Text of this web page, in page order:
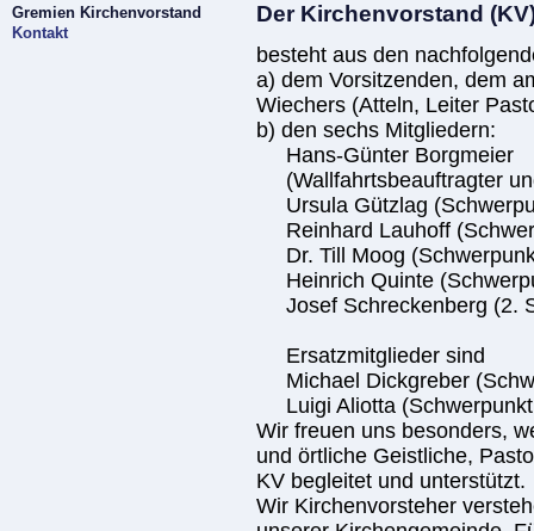
Gremien Kirchenvorstand
Kontakt
Der Kirchenvorstand
besteht aus den
a) dem Vorsitzenden, dem
Wiechers (Atteln, Leiter
b) den sechs Mitgliedern:
Hans-Günter Borgmeier
(Wallfahrtsbeauftragter
Ursula Gützlag
Reinhard Lauhoff
Dr. Till Moog
Heinrich Quinte
Josef Schreckenberg (2.
Ersatzmitglieder sind
Michael Dickgreber
Luigi Aliotta
Wir freuen uns besonders,
und örtliche Geistliche,
KV begleitet und unterstützt.
Wir Kirchenvorsteher